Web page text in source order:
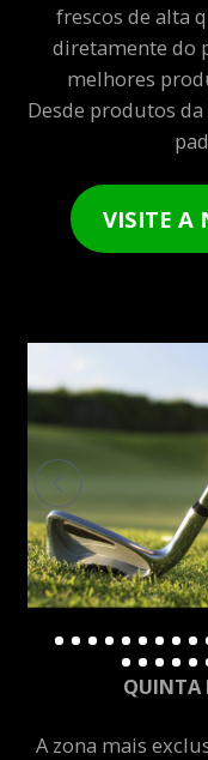
frescos de alta
diretamente do
melhores
Desde produtos
VISITE A
QUINTA
A zona mais